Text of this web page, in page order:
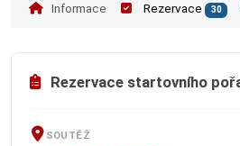
Informace Rezervace 30
Rezervace startovního
SOUTĚŽ